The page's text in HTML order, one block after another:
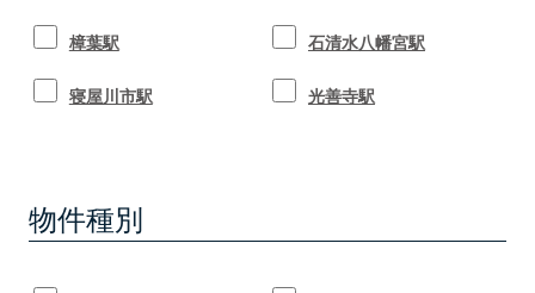
樟葉駅 石清水八幡宮駅
寝屋川市駅 光善寺駅
物件種別